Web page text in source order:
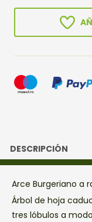
DESCRIPCIÓN
Arce Burgeriano a
Árbol de hoja
tres lóbulos a